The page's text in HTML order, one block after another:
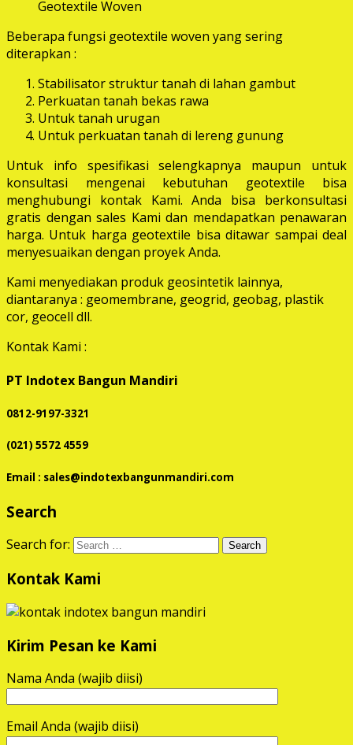
Geotextile Woven
Beberapa fungsi geotextile woven yang sering
diterapkan :
Stabilisator struktur tanah di lahan gambut
Perkuatan tanah bekas rawa
Untuk tanah urugan
Untuk perkuatan tanah di lereng gunung
Untuk info spesifikasi selengkapnya maupun untuk
konsultasi mengenai kebutuhan geotextile bisa
menghubungi kontak Kami. Anda bisa berkonsultasi
gratis dengan sales Kami dan mendapatkan penawaran
harga. Untuk harga geotextile bisa ditawar sampai deal
menyesuaikan dengan proyek Anda.
Kami menyediakan produk geosintetik lainnya,
diantaranya : geomembrane, geogrid, geobag, plastik
cor, geocell dll.
Kontak Kami :
PT Indotex Bangun Mandiri
0812-9197-3321
(021) 5572 4559
Email : sales@indotexbangunmandiri.com
Search
Search for:
Kontak Kami
Kirim Pesan ke Kami
Nama Anda (wajib diisi)
Email Anda (wajib diisi)